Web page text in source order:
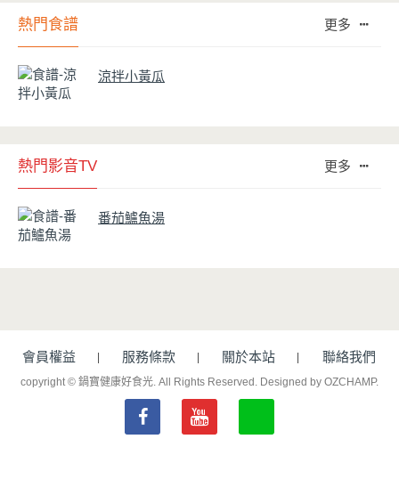
熱門食譜 更多
涼拌小黃瓜
熱門影音TV 更多
番茄鱸魚湯
會員權益 服務條款 關於本站 聯絡我們
copyright © 鍋寶健康好食光. All Rights Reserved. Designed by OZCHAMP.